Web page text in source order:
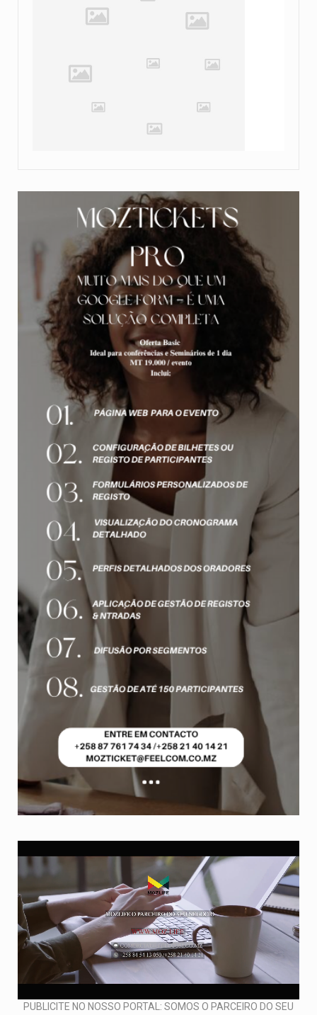
PUBLICITE NO NOSSO PORTAL: SOMOS O PARCEIRO DO SEU